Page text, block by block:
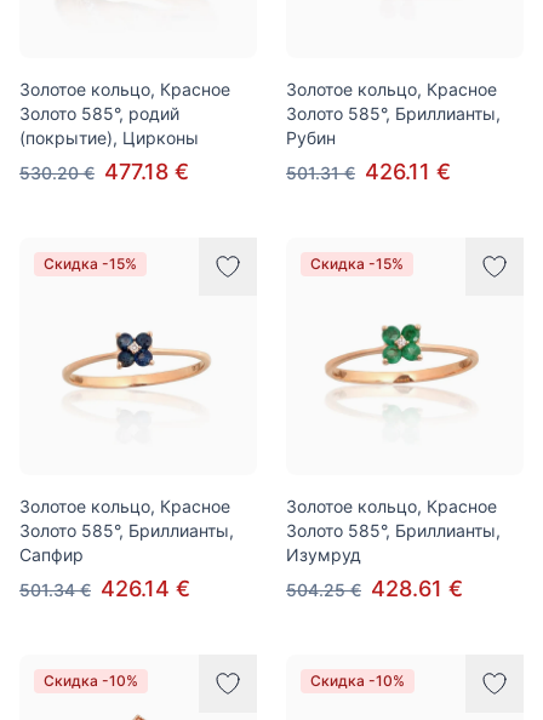
Золотое кольцо, Красное
Золото 585°, родий
(покрытие), Цирконы
530.20 € 477.18 €
Золотое кольцо, Красное
Золото 585°, Бриллианты,
Рубин
501.31 € 426.11 €
Скидка -15%
Золотое кольцо, Красное
Золото 585°, Бриллианты,
Сапфир
501.34 € 426.14 €
Скидка -15%
Золотое кольцо, Красное
Золото 585°, Бриллианты,
Изумруд
504.25 € 428.61 €
Скидка -10% Скидка -10%